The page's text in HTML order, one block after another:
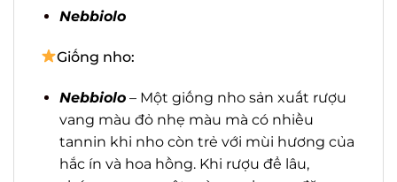
Nebbiolo – Một giống nho sản xuất
rượu vang màu đỏ nhẹ màu mà có
nhiều tannin khi nho còn trẻ với mùi